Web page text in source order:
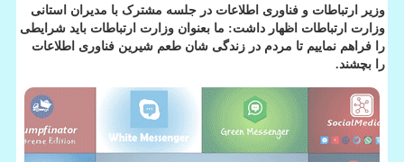
وزیر ارتباطات و فناوری اطلاعات در جلسه مشترک با مدیران استانی
وزارت ارتباطات اظهار داشت: ما بعنوان وزارت ارتباطات باید شرایطی
را فراهم نماییم تا مردم در زندگی شان طعم شیرین فناوری اطلاعات
را بچشند.​